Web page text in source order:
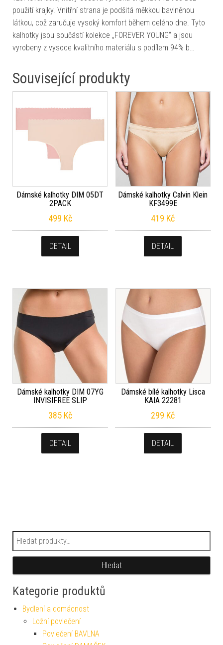
použití krajky. Vnitřní strana je podšitá měkkou bavlněnou
látkou, což zaručuje vysoký komfort během celého dne. Tyto
kalhotky jsou součástí kolekce „FOREVER YOUNG“ a jsou
vyrobeny z vysoce kvalitního materiálu s podílem 94% b…
Související produkty
Dámské kalhotky DIM 05DT
2PACK
499 Kč
DETAIL
Dámské kalhotky Calvin Klein
KF3499E
419 Kč
DETAIL
Dámské kalhotky DIM 07YG
INVISIFREE SLIP
385 Kč
DETAIL
Dámské bílé kalhotky Lisca
KAIA 22281
299 Kč
DETAIL
Hledat:
Hledat
Kategorie produktů
Bydlení a domácnost
Ložní povlečení
Povlečení BAVLNA